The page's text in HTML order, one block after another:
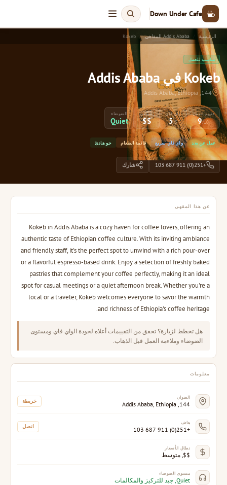
Down Under Cafe
الرئيسية Addis Ababa المقاهي Kokeb
مناسب للعمل
Kokeb في Addis Ababa
144, Addis Ababa, Ethiopia
تقييم العمل
9/10
واي فاي
5/5
السعر
$$
الضوضاء
Quiet
عمل عن بعد واي فاي سريع قائمة الطعام جو هادئ
+251(0) 911 687 103 شارك
عن هذا المقهى
Kokeb in Addis Ababa is a cozy haven for coffee lovers, offering an
authentic taste of Ethiopian coffee culture. With its inviting ambiance
and friendly staff, it's the perfect spot to unwind with a rich pour-over
or a flavorful espresso-based drink. Enjoy a selection of freshly baked
pastries that complement your coffee perfectly, making it an ideal
spot for casual meetings or a quiet afternoon break. Whether you're a
local or a traveler, Kokeb welcomes everyone to savor the warmth
and richness of Ethiopia's coffee heritage.
هل تخطط لزيارة؟ تحقق من التقييمات أعلاه لجودة الواي فاي ومستوى
الضوضاء وملاءمة العمل قبل الذهاب.
معلومات
العنوان
144, Addis Ababa, Ethiopia خريطة
هاتف
+251(0) 911 687 103 اتصل
نطاق الأسعار
$$, متوسط
مستوى الضوضاء
Quiet, جيد للتركيز والمكالمات